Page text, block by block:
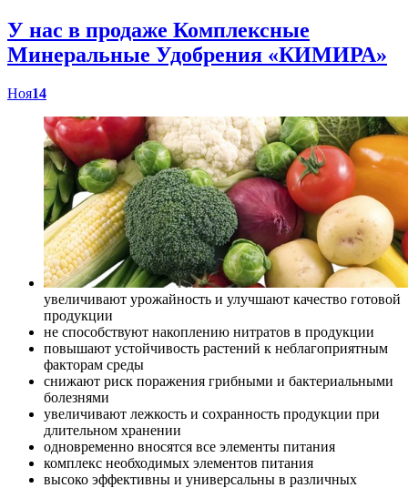
У нас в продаже Комплексные
Минеральные Удобрения «КИМИРА»
Ноя14
увеличивают урожайность и улучшают качество готовой
продукции
не способствуют накоплению нитратов в продукции
повышают устойчивость растений к неблагоприятным
факторам среды
снижают риск поражения грибными и бактериальными
болезнями
увеличивают лежкость и сохранность продукции при
длительном хранении
одновременно вносятся все элементы питания
комплекс необходимых элементов питания
высоко эффективны и универсальны в различных